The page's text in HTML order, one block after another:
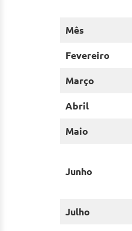
Mês
Fevereiro
Março
Abril
Maio
Junho
Julho